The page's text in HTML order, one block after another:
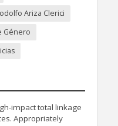
Ariza Clerici
Género
impact total linkage
Appropriately